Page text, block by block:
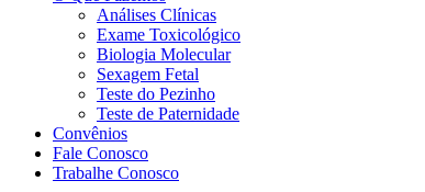
Análises Clínicas
Exame Toxicológico
Biologia Molecular
Sexagem Fetal
Teste do Pezinho
Teste de Paternidade
Convênios
Fale Conosco
Trabalhe Conosco